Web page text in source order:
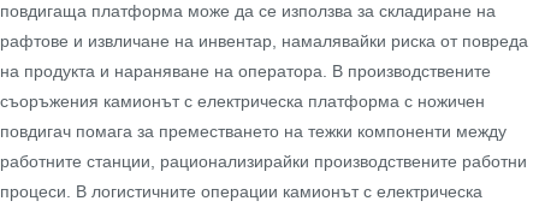
повдигаща платформа може да се използва за складиране на
рафтове и извличане на инвентар, намалявайки риска от повреда
на продукта и нараняване на оператора. В производствените
съоръжения камионът с електрическа платформа с ножичен
повдигач помага за преместването на тежки компоненти между
работните станции, рационализирайки производствените работни
процеси. В логистичните операции камионът с електрическа